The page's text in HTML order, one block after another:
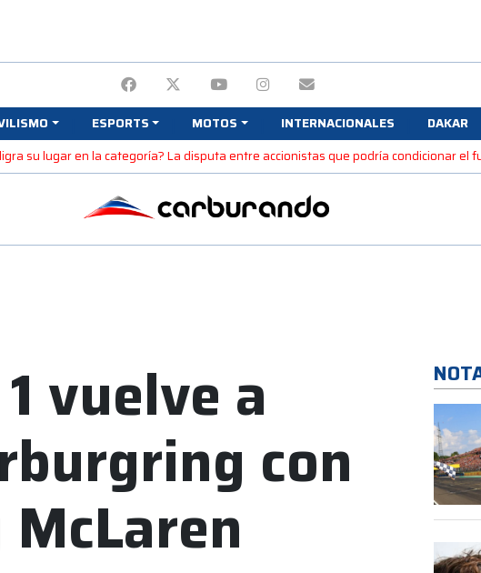
ESPORTS MOTOS INTERNACIONALES
DAKAR
su lugar en la categoría? La disputa entre accionistas que podría condicionar el
vuelve a
con